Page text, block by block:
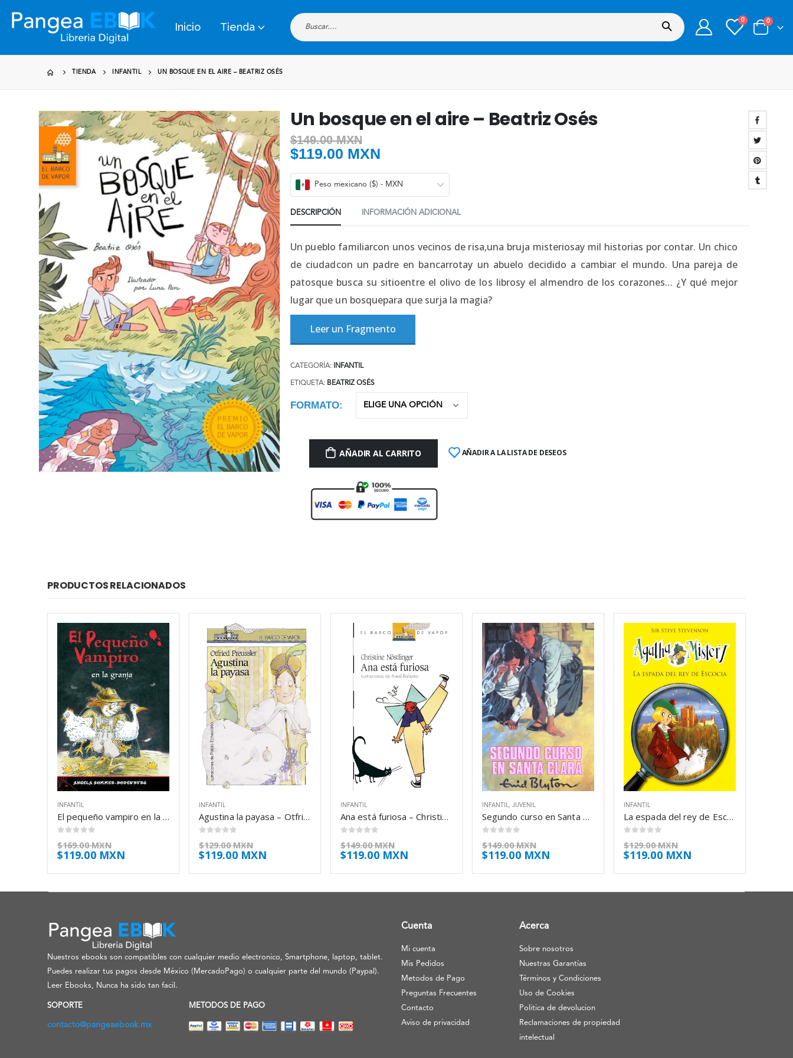
Inicio Tienda
0 0
TIENDA INFANTIL UN BOSQUE EN EL AIRE – BEATRIZ OSÉS
Un bosque en el aire – Beatriz Osés
$149.00 MXN
$119.00 MXN
Peso mexicano ($) - MXN
DESCRIPCIÓN INFORMACIÓN ADICIONAL
Un pueblo familiarcon unos vecinos de risa,una bruja misteriosay mil historias por contar. Un chico
de ciudadcon un padre en bancarrotay un abuelo decidido a cambiar el mundo. Una pareja de
patosque busca su sitioentre el olivo de los librosy el almendro de los corazones… ¿Y qué mejor
lugar que un bosquepara que surja la magia?
Leer un Fragmento
CATEGORÍA: INFANTIL
ETIQUETA: BEATRIZ OSÉS
FORMATO
AÑADIR AL CARRITO AÑADIR A LA LISTA DE DESEOS
PRODUCTOS RELACIONADOS
INFANTIL
El pequeño vampiro en la granja – Angela Sommer-Bodenburg
$169.00 MXN
$119.00 MXN
INFANTIL
Agustina la payasa – Otfried Preussler
$129.00 MXN
$119.00 MXN
INFANTIL
Ana está furiosa – Christine Nöstlinger
$149.00 MXN
$119.00 MXN
INFANTIL JUVENIL
Segundo curso en Santa Clara – Enid Blyton
$149.00 MXN
$119.00 MXN
INFANTIL
La espada del rey de Escocia – Sir Steve Stevenson
$129.00 MXN
$119.00 MXN
Nuestros ebooks son compatibles con cualquier medio electronico, Smartphone, laptop, tablet.
Puedes realizar tus pagos desde México (MercadoPago) o cualquier parte del mundo (Paypal).
Leer Ebooks, Nunca ha sido tan facil.
SOPORTE
contacto@pangeaebook.mx
METODOS DE PAGO
Cuenta
Mi cuenta
Mis Pedidos
Metodos de Pago
Preguntas Frecuentes
Contacto
Aviso de privacidad
Acerca
Sobre nosotros
Nuestras Garantías
Términos y Condiciones
Uso de Cookies
Politica de devolucion
Reclamaciones de propiedad
intelectual